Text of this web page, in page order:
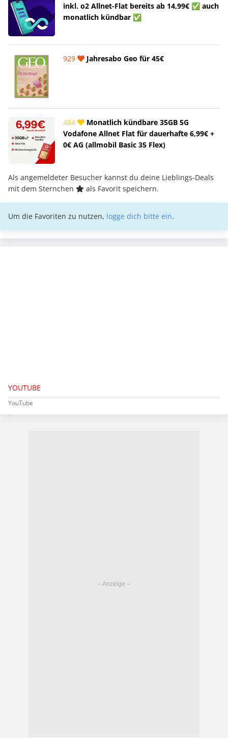
inkl. o2 Allnet-Flat bereits ab 14,99€ ✅ auch
monatlich kündbar ✅
929 Jahresabo Geo für 45€
484
Monatlich kündbare 35GB 5G
Vodafone Allnet Flat für dauerhafte 6,99€ +
0€ AG (allmobil Basic 35 Flex)
Als angemeldeter Besucher kannst du deine Lieblings-Deals
mit dem Sternchen
als Favorit speichern.
Um die Favoriten zu nutzen, logge dich bitte ein.
YOUTUBE
YouTube